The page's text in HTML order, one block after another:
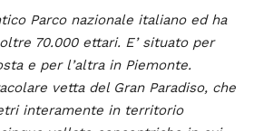
Parco nazionale italiano ed ha
70.000 ettari. E’ situato per
e per l’altra in Piemonte.
vetta del Gran Paradiso, che
interamente in territorio